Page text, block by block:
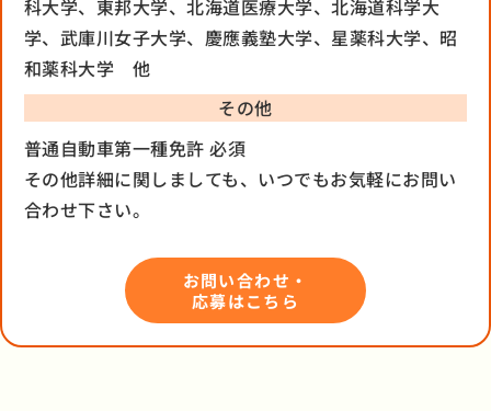
科大学、東邦大学、北海道医療大学、北海道科学大
学、武庫川女子大学、慶應義塾大学、星薬科大学、昭
和薬科大学 他
その他
普通自動車第一種免許 必須
その他詳細に関しましても、いつでもお気軽にお問い
合わせ下さい。
お問い合わせ・
応募はこちら